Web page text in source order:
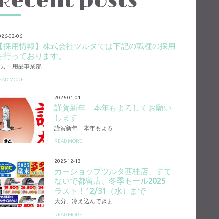
02-06
採用情報】株式会社ツルタでは下記の職種の採用
行っております。
ー用品事業部 …
MORE
2026-01-01
謹賀新年 本年もよろしくお願い
します
謹賀新年 本年もよろ…
READ MORE
2025-12-13
カーショップツルタ西桂店、すて
ないで都留店、冬季セール2025
ラスト！12/31（水）まで
大分、冷え込んできま…
READ MORE